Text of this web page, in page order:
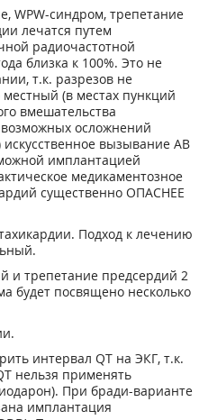
WPW-синдром, трепетание
лечатся путем
радиочастотной
близка к 100%. Это не
т.к. разрезов не
местный (в местах пункций
вмешательства
возможных осложнений
искусственное вызывание АВ
имплантацией
медикаментозное
существенно ОПАСНЕЕ
Подход к лечению
и трепетание предсердий 2
будет посвящено несколько
интервал QT на ЭКГ, т.к.
нельзя применять
При бради-варианте
имплантация